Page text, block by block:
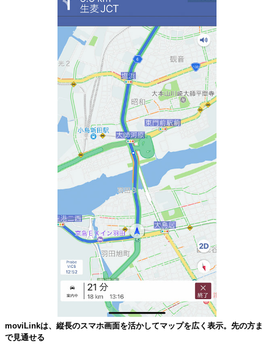
moviLinkは、縦長のスマホ画面を活かしてマップを広く表示。先の方ま
で見通せる